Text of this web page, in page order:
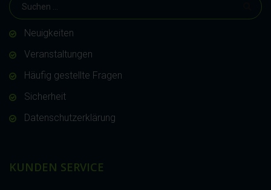
Neuigkeiten
Veranstaltungen
Häufig gestellte Fragen
Sicherheit
Datenschutzerklärung
KUNDEN SERVICE